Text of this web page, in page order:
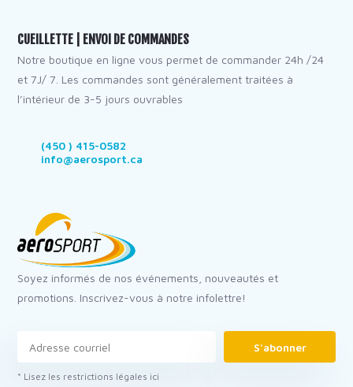
CUEILLETTE | ENVOI DE COMMANDES
Notre boutique en ligne vous permet de commander 24h /24
et 7J/ 7. Les commandes sont généralement traitées à
l’intérieur de 3-5 jours ouvrables
(450 ) 415-0582
info@aerosport.ca
Soyez informés de nos événements, nouveautés et
promotions. Inscrivez-vous à notre infolettre!
S'abonner
* Lisez les restrictions légales ici